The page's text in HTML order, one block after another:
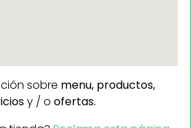
sobre menu, productos,
y / o ofertas.